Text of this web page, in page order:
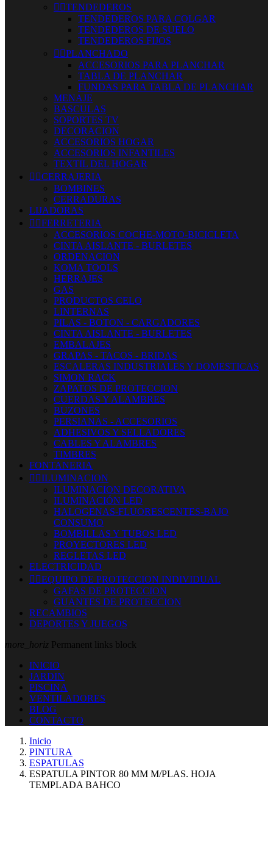
 TENDEDEROS
TENDEDEROS PARA COLGAR
TENDEDEROS DE SUELO
TENDEDEROS FIJOS
 PLANCHADO
ACCESORIOS PARA PLANCHAR
TABLA DE PLANCHAR
FUNDAS PARA TABLA DE PLANCHAR
MENAJE
BASCULAS
SOPORTES TV
DECORACION
ACCESORIOS HOGAR
ACCESORIOS INFANTILES
TEXTIL DEL HOGAR
 CERRAJERIA
BOMBINES
CERRADURAS
LIJADORAS
 FERRETERIA
ACCESORIOS COCHE-MOTO-BICICLETA
CINTA AISLANTE - BURLETES
ORDENACION
KOMA TOOLS
HERRAJES
GAS
PRODUCTOS CELO
LINTERNAS
PILAS - BOTON - CARGADORES
CINTA AISLANTE - BURLETES
EMBALAJES
GRAPAS - TACOS - BRIDAS
ESCALERAS INDUSTRIALES Y DOMESTICAS
SIMON RACK
ZAPATOS DE PROTECCION
CUERDAS Y ALAMBRES
BUZONES
PERSIANAS - ACCESORIOS
ADHESIVOS Y SELLADORES
CABLES Y ALAMBRES
TIMBRES
FONTANERIA
 ILUMINACION
ILUMINACION DECORATIVA
ILUMINACIÓN LED
HALOGENAS-FLUORESCENTES-BAJO
CONSUMO
BOMBILLAS Y TUBOS LED
PROYECTORES LED
REGLETAS LED
ELECTRICIDAD
 EQUIPO DE PROTECCION INDIVIDUAL
GAFAS DE PROTECCION
GUANTES DE PROTECCION
RECAMBIOS
DEPORTES Y JUEGOS
more_horiz Permanent links block
INICIO
JARDIN
PISCINA
VENTILADORES
BLOG
CONTACTO
Inicio
PINTURA
ESPATULAS
ESPATULA PINTOR 80 MM M/PLAS. HOJA
TEMPLADA BAHCO